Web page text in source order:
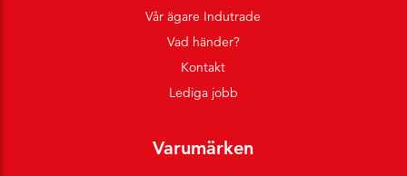
Vår ägare Indutrade
Vad händer?
Kontakt
Lediga jobb
Varumärken